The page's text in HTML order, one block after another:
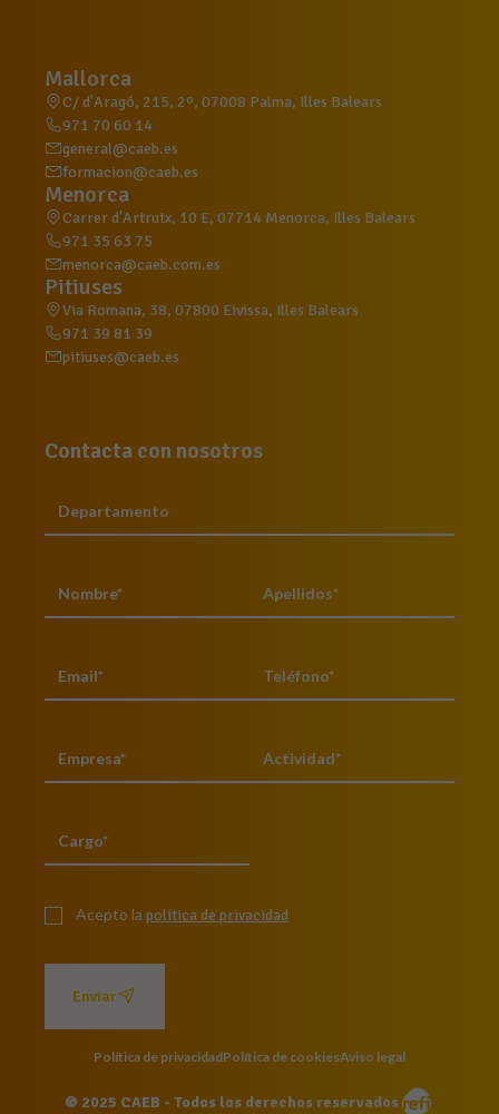
Mallorca
C/ d'Aragó, 215, 2º, 07008 Palma, Illes Balears
971 70 60 14
general@caeb.es
formacion@caeb.es
Menorca
Carrer d'Artrutx, 10 E, 07714 Menorca, Illes Balears
971 35 63 75
menorca@caeb.com.es
Pitiuses
Via Romana, 38, 07800 Eivissa, Illes Balears
971 39 81 39
pitiuses@caeb.es
Contacta con nosotros
Acepto la política de privacidad
Enviar
Política de privacidadPolítica de cookiesAviso legal
© 2025 CAEB - Todos los derechos reservados